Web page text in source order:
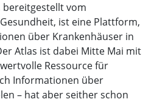
bereitgestellt vom
ist eine Plattform,
über Krankenhäuser in
Atlas ist dabei Mitte Mai mit
Ressource für
Informationen über
– hat aber seither schon